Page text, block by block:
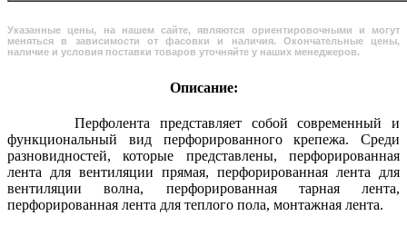
Указанные цены, на нашем сайте, являются ориентировочными и могут
меняться в зависимости от фасовки и наличия. Окончательные цены,
наличие и условия поставки товаров уточняйте у наших менеджеров.
Описание:
Перфолента представляет собой современный и
функциональный вид перфорированного крепежа. Среди
разновидностей, которые представлены, перфорированная
лента для вентиляции прямая, перфорированная лента для
вентиляции волна, перфорированная тарная лента,
перфорированная лента для теплого пола, монтажная лента.